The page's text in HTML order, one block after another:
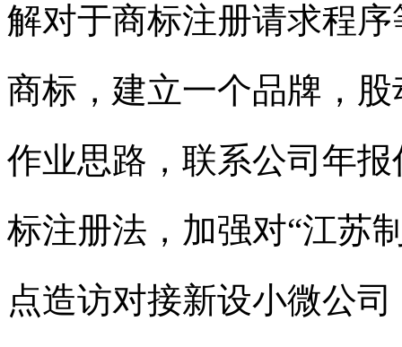
解对于商标注册请求程
商标 ，建立一个品牌，
作业思路，联系公司年
标注册法，加强对“江苏
点造访对接新设小微公